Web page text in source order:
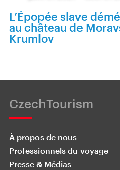
L’Épopée slave
au château de
Krumlov
CzechTourism
À propos de nous
Professionnels du voyage
Presse & Médias